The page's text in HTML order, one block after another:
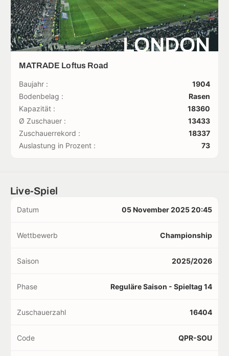
LONDON
MATRADE Loftus Road
Baujahr :
1904
Bodenbelag :
Rasen
Kapazität :
18360
Ø Zuschauer :
13433
Zuschauerrekord :
18337
Auslastung in Prozent :
73
Live-Spiel
Datum 05 November 2025 20:45
Wettbewerb Championship
Saison 2025/2026
Phase Reguläre Saison - Spieltag 14
Zuschauerzahl 16404
Code QPR-SOU